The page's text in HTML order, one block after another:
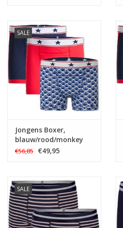
SALE
Jongens Boxer,
blauw/rood/monkey
(prijs per 3)
€56,85 €49,95
SALE